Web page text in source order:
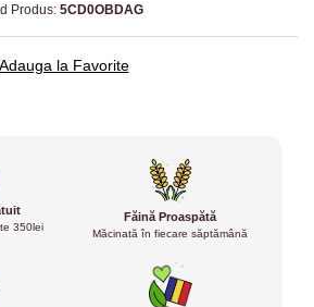
Produs: 5CD0OBDAG
la Favorite
350lei
Făină Proaspătă
Măcinată în fiecare săptămână